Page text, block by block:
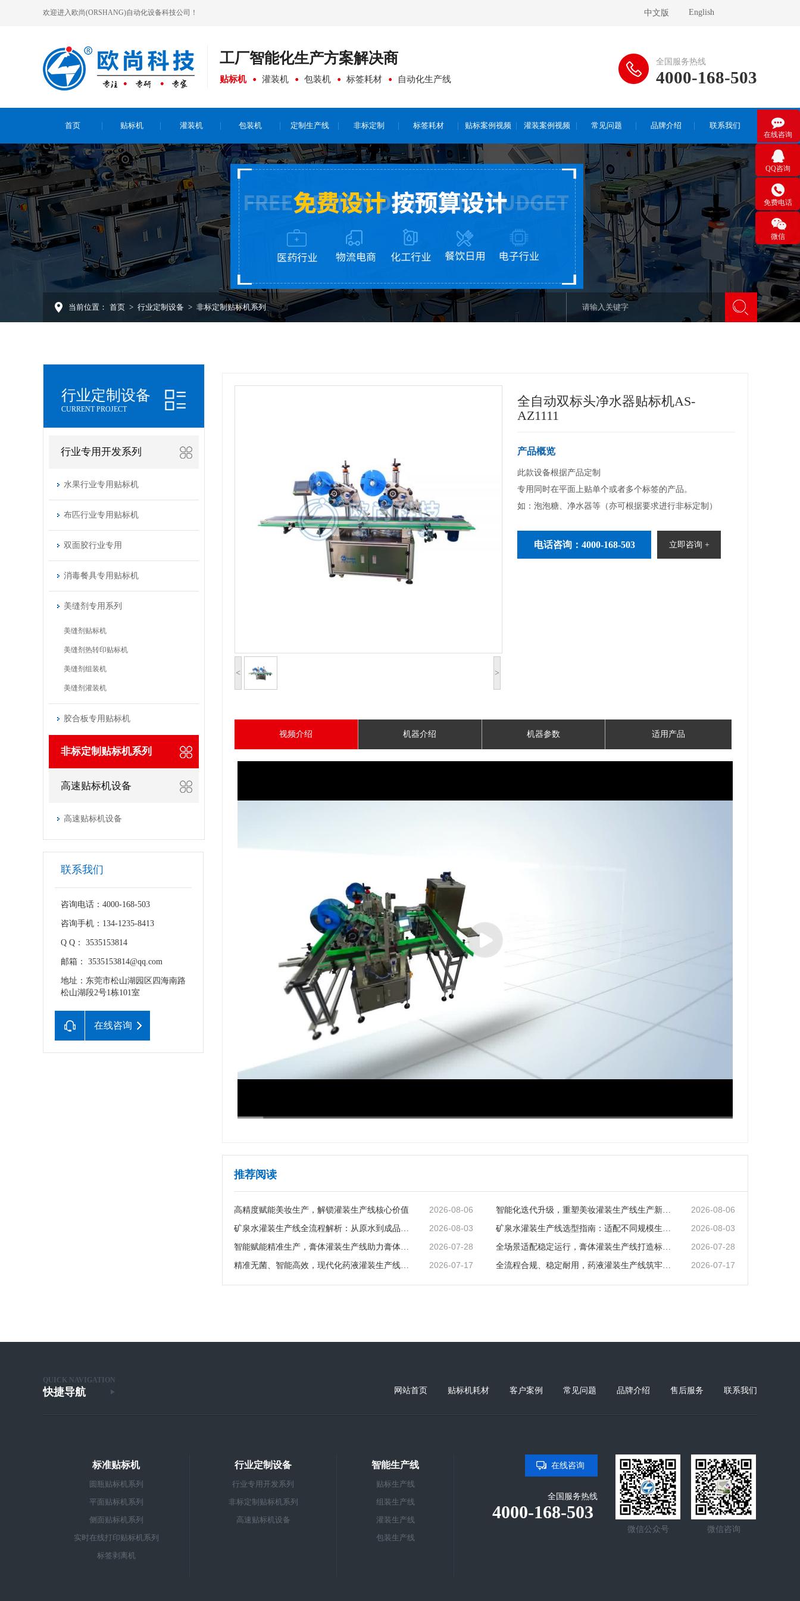
欢迎进入欧尚(ORSHANG)自动化设备科技公司！ 中文版 English
工厂智能化生产方案解决商
贴标机 灌装机 包装机 标签耗材 自动化生产线
全国服务热线
4000-168-503
首页 贴标机 灌装机 包装机 定制生产线 非标定制 标签耗材 贴标案例视频 灌装案例视频 常见问题 品牌介绍 联系我们
当前位置： 首页 > 行业定制设备 > 非标定制贴标机系列
行业定制设备
CURRENT PROJECT
行业专用开发系列
水果行业专用贴标机
布匹行业专用贴标机
双面胶行业专用
消毒餐具专用贴标机
美缝剂专用系列
美缝剂贴标机
美缝剂热转印贴标机
美缝剂组装机
美缝剂灌装机
胶合板专用贴标机
非标定制贴标机系列
高速贴标机设备
高速贴标机设备
联系我们
咨询电话：4000-168-503
咨询手机：134-1235-8413
Q Q： 3535153814
邮箱： 3535153814@qq.com
地址：东莞市松山湖园区四海南路
松山湖段2号1栋101室
在线咨询
< >
全自动双标头净水器贴标机AS-
AZ1111
产品概览
此款设备根据产品定制
专用同时在平面上贴单个或者多个标签的产品。
如：泡泡糖、净水器等（亦可根据要求进行非标定制）
电话咨询：4000-168-503 立即咨询 +
视频介绍 机器介绍 机器参数 适用产品
推荐阅读
高精度赋能美妆生产，解锁灌装生产线核心价值 2026-08-06 智能化迭代升级，重塑美妆灌装生产线生产新范式 2026-08-06
矿泉水灌装生产线全流程解析：从原水到成品的品质守护 2026-08-03 矿泉水灌装生产线选型指南：适配不同规模生产的核心逻辑 2026-08-03
智能赋能精准生产，膏体灌装生产线助力膏体行业提质增效 2026-07-28 全场景适配稳定运行，膏体灌装生产线打造标准化灌装新体系 2026-07-28
精准无菌、智能高效，现代化药液灌装生产线赋能制药行业升级 2026-07-17 全流程合规、稳定耐用，药液灌装生产线筑牢药液生产品质防线 2026-07-17
QUICK NAVIGATION
快捷导航 网站首页 贴标机耗材 客户案例 常见问题 品牌介绍 售后服务 联系我们
标准贴标机
圆瓶贴标机系列
平面贴标机系列
侧面贴标机系列
实时在线打印贴标机系列
标签剥离机
行业定制设备
行业专用开发系列
非标定制贴标机系列
高速贴标机设备
智能生产线
贴标生产线
组装生产线
灌装生产线
包装生产线
在线咨询
全国服务热线
4000-168-503
微信公众号 微信咨询

在线咨询

QQ咨询

免费电话

微信